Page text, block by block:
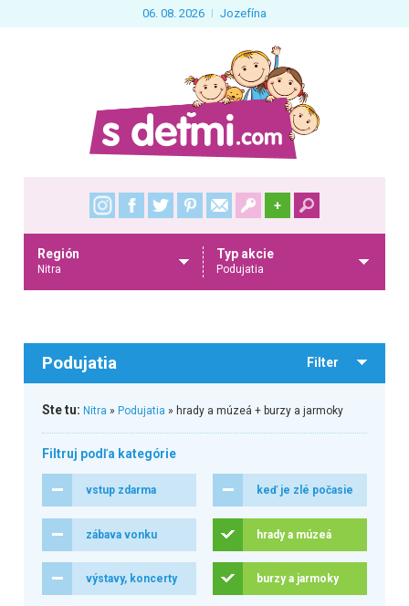
06. 08. 2026 Jozefína
+
Región
Nitra
Typ akcie
Podujatia
Podujatia Filter
Ste tu: Nitra » Podujatia » hrady a múzeá + burzy a jarmoky
Filtruj podľa kategórie
vstup zdarma keď je zlé počasie
zábava vonku hrady a múzeá
výstavy, koncerty burzy a jarmoky